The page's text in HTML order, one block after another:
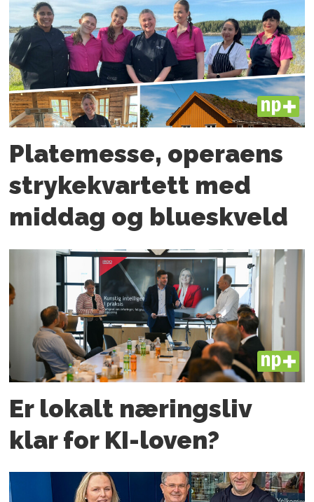
PLUS
Platemesse, operaens
strykekvartett med
middag og blueskveld
PLUS
Er lokalt næringsliv
klar for KI-loven?